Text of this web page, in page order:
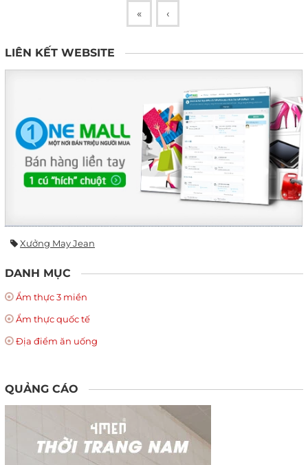
« ‹
LIÊN KẾT WEBSITE
Xưởng May Jean
DANH MỤC
Ẩm thực 3 miền
Ẩm thực quốc tế
Địa điểm ăn uống
QUẢNG CÁO